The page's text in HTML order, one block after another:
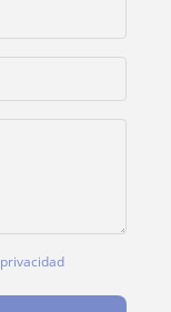
privacidad